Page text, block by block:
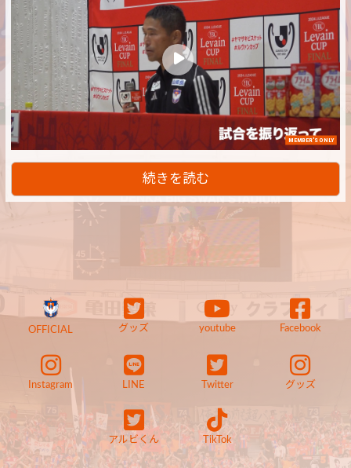
MEMBER'S ONLY
続きを読む
OFFICIAL グッズ youtube Facebook
Instagram LINE Twitter グッズ
アルビくん TikTok